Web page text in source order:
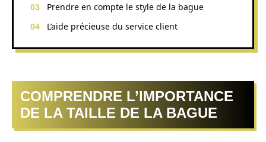
Prendre en compte le style de la bague
L’aide précieuse du service client
COMPRENDRE L’IMPORTANCE
DE LA TAILLE DE LA BAGUE